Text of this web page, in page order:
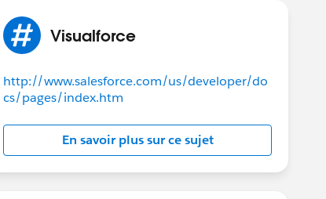
Visualforce
http://www.salesforce.com/us/developer/do
cs/pages/index.htm
En savoir plus sur ce sujet